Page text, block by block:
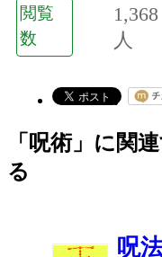
閲覧
数
1,368
人
「呪術」に関
る
呪